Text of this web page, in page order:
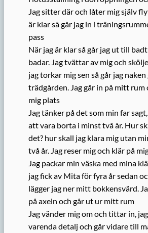
Jag sitter där och låter mig själv
är klar så går jag in i
pass
När jag är klar så går jag ut till
badar. Jag tvättar av mig och
jag torkar mig sen så går jag
trädgården. Jag går in på mitt rum
mig plats
Jag tänker på det som min far
att vara borta i minst två år. Hur
det? hur skall jag klara mig utan
två år. Jag reser mig och klär på
Jag packar min väska med mina
jag fick av Mita för fyra år sedan
lägger jag ner mitt bokkensvärd.
på axeln och går ut ur mitt rum
Jag vänder mig om och tittar in,
varenda detalj och går vidare till